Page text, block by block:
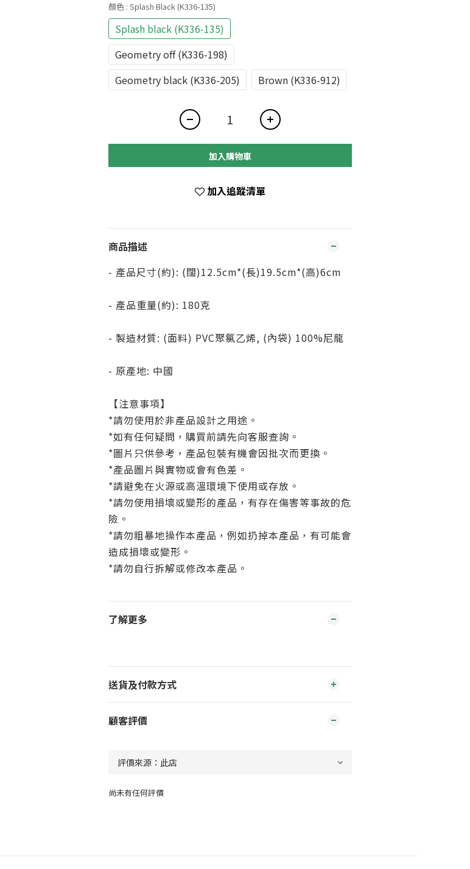
顏色 : Splash Black (K336-135)
Splash black (K336-135)
Geometry off (K336-198)
Geometry black (K336-205)
Brown (K336-912)
加入購物車
加入追蹤清單
商品描述
- 產品尺寸(約): (闊)12.5cm*(長)19.5cm*(高)6cm
- 產品重量(約): 180克
- 製造材質: (面料) PVC聚氯乙烯, (內袋) 100%尼龍
- 原產地: 中國
【注意事項】
*請勿使用於非產品設計之用途。
*如有任何疑問，購買前請先向客服查詢。
*圖片只供參考，產品包裝有機會因批次而更換。
*產品圖片與實物或會有色差。
*請避免在火源或高溫環境下使用或存放。
*請勿使用損壞或變形的產品，有存在傷害等事故的危
險。
*請勿粗暴地操作本產品，例如扔掉本產品，有可能會
造成損壞或變形。
*請勿自行拆解或修改本產品。
了解更多
送貨及付款方式
顧客評價
尚未有任何評價